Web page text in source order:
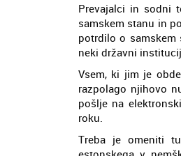
Prevajalci in sodni
samskem stanu in
potrdilo o
neki državni
Vsem, ki jim je
razpolago njihovo
pošlje na
roku.
Treba je omeniti